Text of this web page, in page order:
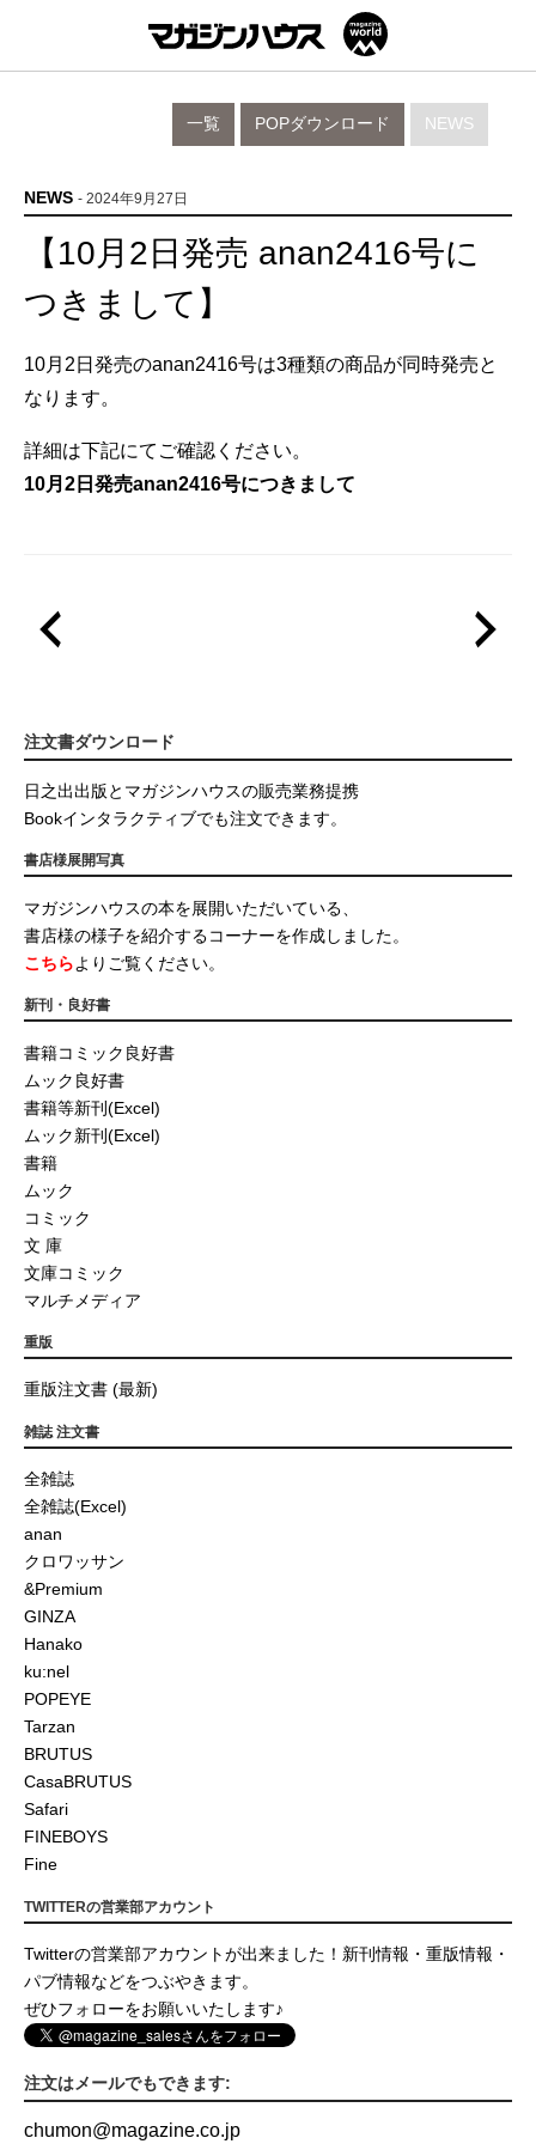
NEWS
POPダウンロード
一覧
NEWS - 2024年9月27日
【10月2日発売 anan2416号に
つきまして】
10月2日発売のanan2416号は3種類の商品が同時発売と
なります。
詳細は下記にてご確認ください。
10月2日発売anan2416号につきまして
注文書ダウンロード
日之出出版とマガジンハウスの販売業務提携
Bookインタラクティブでも注文できます。
書店様展開写真
マガジンハウスの本を展開いただいている、
書店様の様子を紹介するコーナーを作成しました。
こちらよりご覧ください。
新刊・良好書
書籍コミック良好書
ムック良好書
書籍等新刊(Excel)
ムック新刊(Excel)
書籍
ムック
コミック
文 庫
文庫コミック
マルチメディア
重版
重版注文書 (最新)
雑誌 注文書
全雑誌
全雑誌(Excel)
anan
クロワッサン
&Premium
GINZA
Hanako
ku:nel
POPEYE
Tarzan
BRUTUS
CasaBRUTUS
Safari
FINEBOYS
Fine
TWITTERの営業部アカウント
Twitterの営業部アカウントが出来ました！新刊情報・重版情報・
パブ情報などをつぶやきます。
ぜひフォローをお願いいたします♪
注文はメールでもできます:
chumon@magazine.co.jp